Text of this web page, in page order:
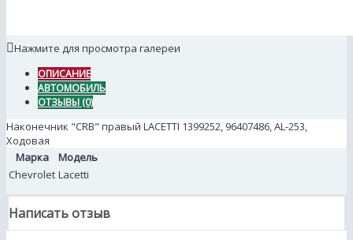
Нажмите для просмотра галереи
ОПИСАНИЕ
АВТОМОБИЛЬ
ОТЗЫВЫ (0)
Наконечник "CRB" правый LACETTI 1399252, 96407486, AL-253,
Ходовая
Марка
Модель
Chevrolet Lacetti
Написать отзыв